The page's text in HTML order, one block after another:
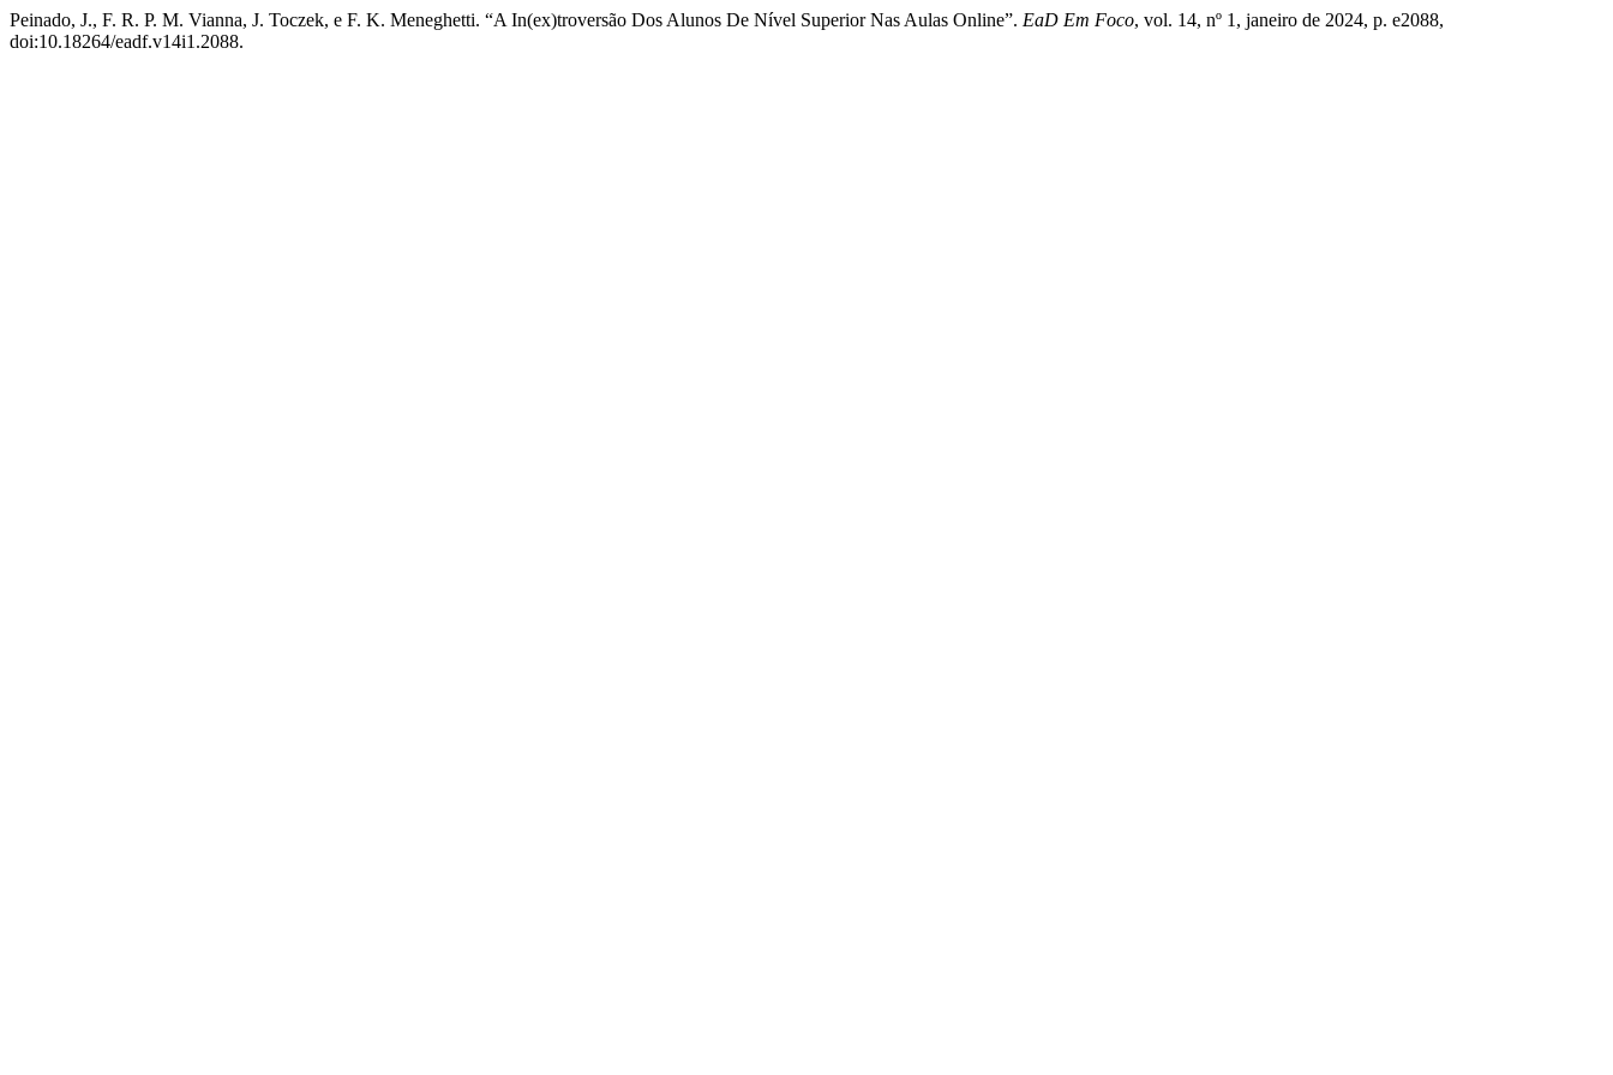
Peinado, J., F. R. P. M. Vianna, J. Toczek, e F. K. Meneghetti. “A In(ex)troversão Dos Alunos De Nível Superior Nas Aulas Online”. EaD Em Foco, vol. 14, nº 1, janeiro de 2024, p. e2088,
doi:10.18264/eadf.v14i1.2088.